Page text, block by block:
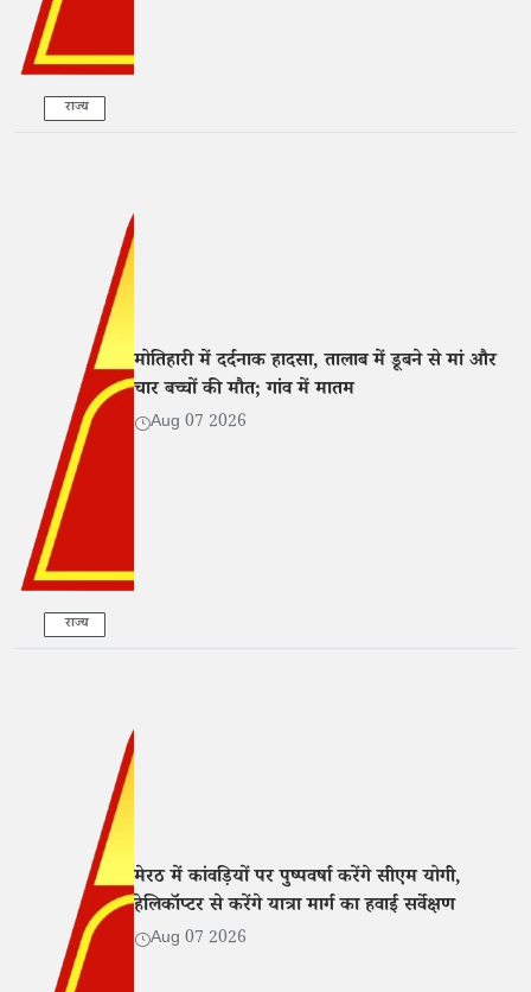
राज्य
राज्य
मोतिहारी में दर्दनाक हादसा, तालाब में डूबने से मां और
चार बच्चों की मौत; गांव में मातम
Aug 07 2026
मेरठ में कांवड़ियों पर पुष्पवर्षा करेंगे सीएम योगी,
हेलिकॉप्टर से करेंगे यात्रा मार्ग का हवाई सर्वेक्षण
Aug 07 2026